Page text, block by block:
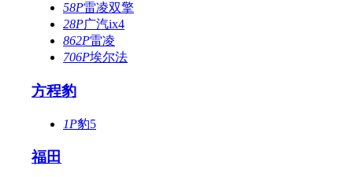
58P雷凌双擎
28P广汽ix4
862P雷凌
706P埃尔法
方程豹
1P豹5
福田